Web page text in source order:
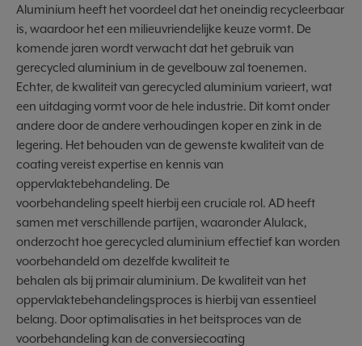
Aluminium heeft het voordeel dat het oneindig recycleerbaar
is, waardoor het een milieuvriendelijke keuze vormt. De
komende jaren wordt verwacht dat het gebruik van
gerecycled aluminium in de gevelbouw zal toenemen.
Echter, de kwaliteit van gerecycled aluminium varieert, wat
een uitdaging vormt voor de hele industrie. Dit komt onder
andere door de andere verhoudingen koper en zink in de
legering. Het behouden van de gewenste kwaliteit van de
coating vereist expertise en kennis van
oppervlaktebehandeling. De
voorbehandeling speelt hierbij een cruciale rol. AD heeft
samen met verschillende partijen, waaronder Alulack,
onderzocht hoe gerecycled aluminium effectief kan worden
voorbehandeld om dezelfde kwaliteit te
behalen als bij primair aluminium. De kwaliteit van het
oppervlaktebehandelingsproces is hierbij van essentieel
belang. Door optimalisaties in het beitsproces van de
voorbehandeling kan de conversiecoating